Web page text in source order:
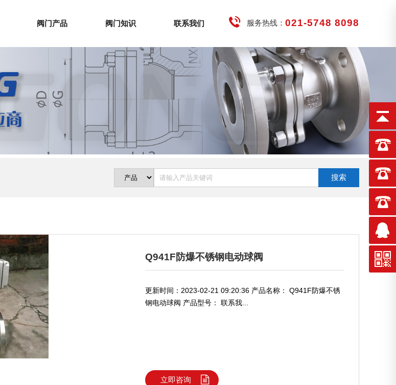
服务热线： 021-5748 8098
阀门产品 阀门知识 联系我们
搜索
Q941F防爆不锈钢电动球阀
更新时间：2023-02-21 09:20:36 产品名称： Q941F防爆不锈
钢电动球阀 产品型号： 联系我...
立即咨询